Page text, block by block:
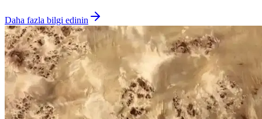
Daha fazla bilgi edinin